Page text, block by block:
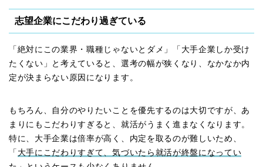
志望企業にこだわり過ぎている
「絶対にこの業界・職種じゃないとダメ」「大手企業しか受け
たくない」と考えていると、選考の幅が狭くなり、なかなか内
定が決まらない原因になります。
もちろん、自分のやりたいことを優先するのは大切ですが、あ
まりにもこだわりすぎると、就活がうまく進まなくなります。
特に、大手企業は倍率が高く、内定を取るのが難しいため、
「 大手にこだわりすぎて、気づいたら就活が終盤になってい